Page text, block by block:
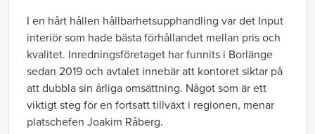
I en hårt hållen hållbarhetsupphandling var det Input
interiör som hade bästa förhållandet mellan pris och
kvalitet. Inredningsföretaget har funnits i Borlänge
sedan 2019 och avtalet innebär att kontoret siktar på
att dubbla sin årliga omsättning. Något som är ett
viktigt steg för en fortsatt tillväxt i regionen, menar
platschefen Joakim Råberg.